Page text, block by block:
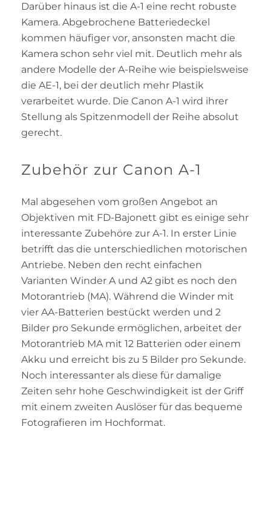
Darüber hinaus ist die A-1 eine recht robuste
Kamera. Abgebrochene Batteriedeckel
kommen häufiger vor, ansonsten macht die
Kamera schon sehr viel mit. Deutlich mehr als
andere Modelle der A-Reihe wie beispielsweise
die AE-1, bei der deutlich mehr Plastik
verarbeitet wurde. Die Canon A-1 wird ihrer
Stellung als Spitzenmodell der Reihe absolut
gerecht.
Zubehör zur Canon A-1
Mal abgesehen vom großen Angebot an
Objektiven mit FD-Bajonett gibt es einige sehr
interessante Zubehöre zur A-1. In erster Linie
betrifft das die unterschiedlichen motorischen
Antriebe. Neben den recht einfachen
Varianten Winder A und A2 gibt es noch den
Motorantrieb (MA). Während die Winder mit
vier AA-Batterien bestückt werden und 2
Bilder pro Sekunde ermöglichen, arbeitet der
Motorantrieb MA mit 12 Batterien oder einem
Akku und erreicht bis zu 5 Bilder pro Sekunde.
Noch interessanter als diese für damalige
Zeiten sehr hohe Geschwindigkeit ist der Griff
mit einem zweiten Auslöser für das bequeme
Fotografieren im Hochformat.